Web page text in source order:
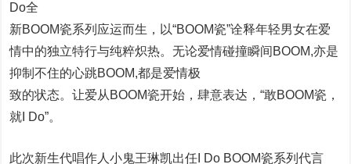
Do全
新BOOM瓷系列应运而生，以“BOOM瓷”诠释年轻男女在爱
情中的独立特行与纯粹炽热。无论爱情碰撞瞬间BOOM,亦是
抑制不住的心跳BOOM,都是爱情极
致的状态。让爱从BOOM瓷开始，肆意表达，“敢BOOM瓷，
就I Do”。
此次新生代唱作人小鬼王琳凯出任I Do BOOM瓷系列代言